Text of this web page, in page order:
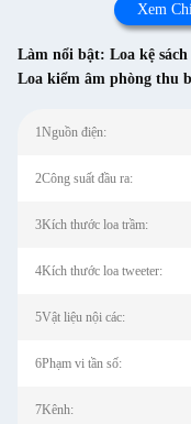
Xem
Làm nổi bật: Loa kệ
Loa kiểm âm phòng thu
1Nguồn điện:
2Công suất đầu ra:
3Kích thước loa trầm:
4Kích thước loa tweeter:
5Vật liệu nội các:
6Phạm vi tần số:
7Kênh: